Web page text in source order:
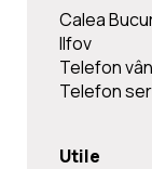
Calea
Ilfov
Telefon
Telefon
Utile